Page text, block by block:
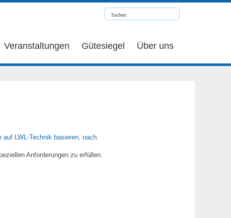
Veranstaltungen Gütesiegel Über uns
LWL-Technik basieren, nach.
Anforderungen zu erfüllen.